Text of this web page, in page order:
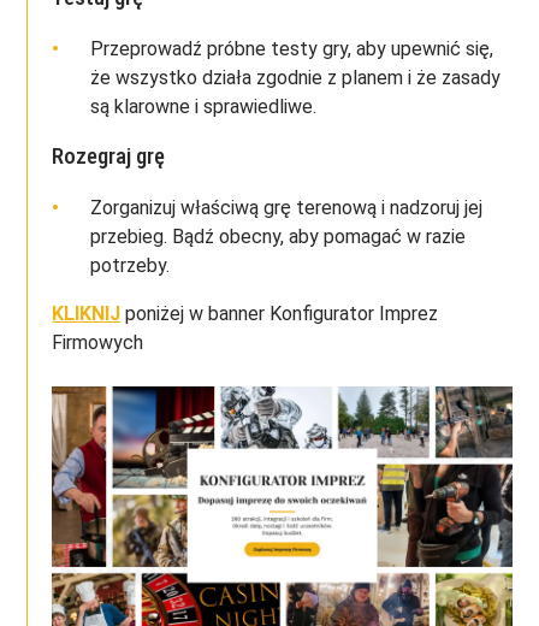
Przeprowadź próbne testy gry, aby upewnić się,
że wszystko działa zgodnie z planem i że zasady
są klarowne i sprawiedliwe.
Rozegraj grę
Zorganizuj właściwą grę terenową i nadzoruj jej
przebieg. Bądź obecny, aby pomagać w razie
potrzeby.
KLIKNIJ poniżej w banner Konfigurator Imprez
Firmowych